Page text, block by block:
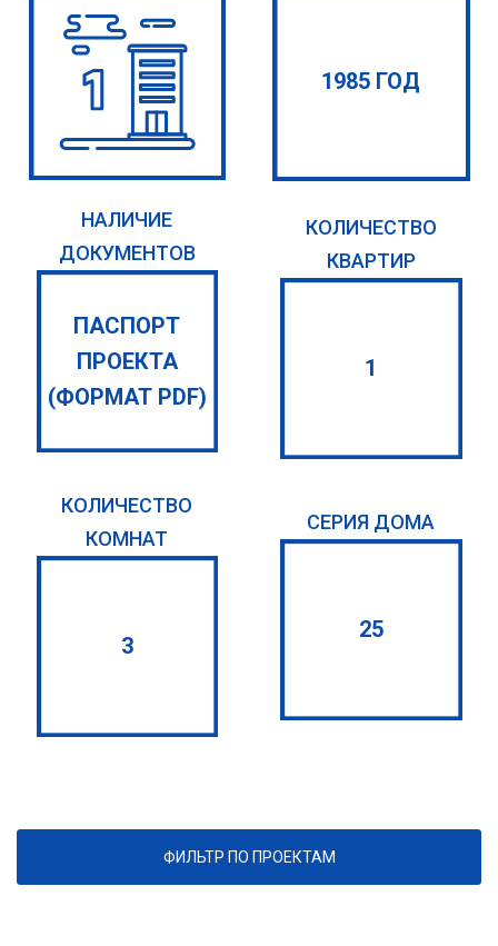
1985 ГОД
НАЛИЧИЕ
ДОКУМЕНТОВ
ПАСПОРТ
ПРОЕКТА
(ФОРМАТ PDF)
КОЛИЧЕСТВО
КВАРТИР
1
КОЛИЧЕСТВО
КОМНАТ
3
СЕРИЯ ДОМА
25
ФИЛЬТР ПО ПРОЕКТАМ